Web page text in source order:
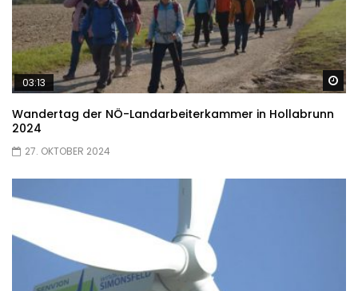
03:13
Wandertag der NÖ-Landarbeiterkammer in Hollabrunn
2024
27. OKTOBER 2024